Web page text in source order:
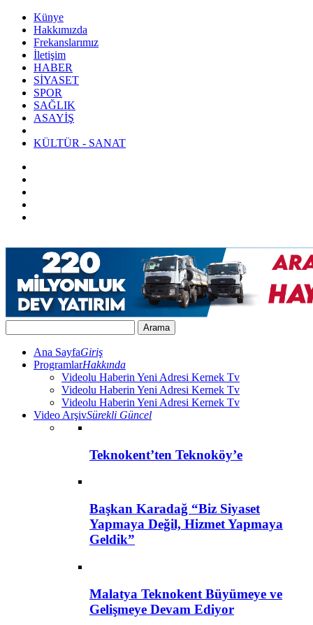
Künye
Hakkımızda
Frekanslarımız
İletişim
HABER
SİYASET
SPOR
SAĞLIK
ASAYİŞ
KÜLTÜR - SANAT
Ana SayfaGiriş
ProgramlarHakkında
Videolu Haberin Yeni Adresi Kernek Tv
Videolu Haberin Yeni Adresi Kernek Tv
Videolu Haberin Yeni Adresi Kernek Tv
Video ArşivSürekli Güncel
Teknokent’ten Teknoköy’e
Başkan Karadağ “Biz Siyaset
Yapmaya Değil, Hizmet Yapmaya
Geldik”
Malatya Teknokent Büyümeye ve
Gelişmeye Devam Ediyor